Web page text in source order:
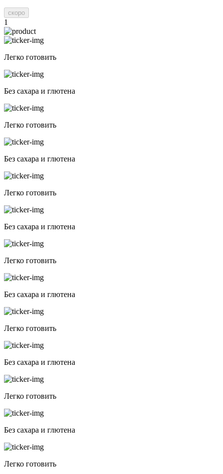
скоро
1
Легко готовить
Без сахара и глютена
Легко готовить
Без сахара и глютена
Легко готовить
Без сахара и глютена
Легко готовить
Без сахара и глютена
Легко готовить
Без сахара и глютена
Легко готовить
Без сахара и глютена
Легко готовить